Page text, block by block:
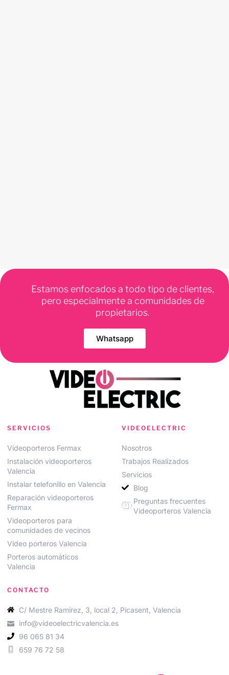
Estamos enfocados a todo tipo de clientes,
pero especialmente a comunidades de
propietarios.
Whatsapp
SERVICIOS
Videoporteros Fermax
Instalación videoporteros
Valencia
Instalar telefonillo en Valencia
Reparación videoporteros
Fermax
Videoporteros para
comunidades de vecinos
Video porteros Valencia
Porteros automáticos
Valencia
VIDEOELECTRIC
Nosotros
Trabajos Realizados
Servicios
Blog
Preguntas frecuentes
Videoporteros Valencia
CONTACTO
C/ Mestre Ramírez, 3, local 2, Picasent, Valencia
info@videoelectricvalencia.es
96 065 81 34
659 76 72 58